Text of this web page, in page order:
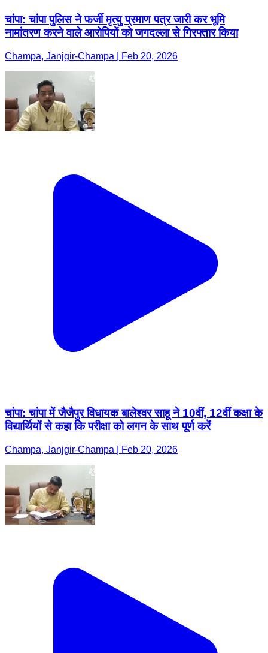
चांपा: चांपा पुलिस ने फर्जी मृत्यु प्रमाण पत्र जारी कर भूमि
नामांतरण करने वाले आरोपियों को जगदल्ला से गिरफ्तार किया
Champa, Janjgir-Champa | Feb 20, 2026
चांपा: चांपा में जैजैपुर विधायक बालेश्वर साहू ने 10वीं, 12वीं कक्षा के
विद्यार्थियों से कहा कि परीक्षा को लगन के साथ पूर्ण करें
Champa, Janjgir-Champa | Feb 20, 2026